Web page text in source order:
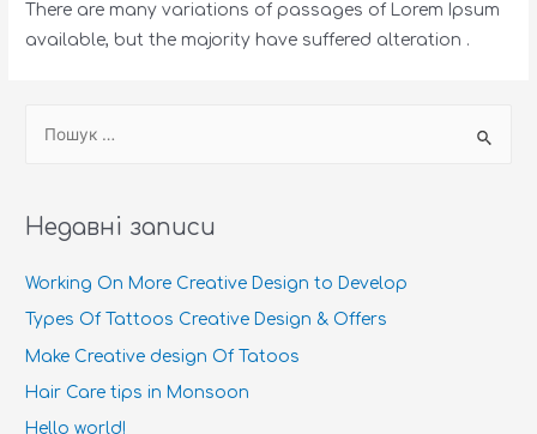
There are many variations of passages of Lorem Ipsum
available, but the majority have suffered alteration .
Недавні записи
Working On More Creative Design to Develop
Types Of Tattoos Creative Design & Offers
Make Creative design Of Tatoos
Hair Care tips in Monsoon
Hello world!